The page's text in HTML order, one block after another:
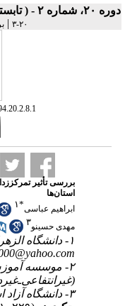
دوره ۲۰، شماره ۲ - ( تابستان ۱۳۹۴ )
۲۰-۳
|
بررسی تأثیر
استان‌ها
ابراهیم عباسی*۱
مهدی حسینو۳
۱- دانشگاه الزهرا ،
۲- موسسه
۳- دانشگاه آزاد اسلامی واحد فیروزکوه